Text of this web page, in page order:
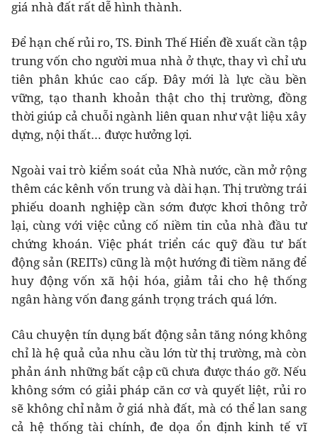
giá nhà đất rất dễ hình thành.
Để hạn chế rủi ro, TS. Đinh Thế Hiển đề xuất cần tập
trung vốn cho người mua nhà ở thực, thay vì chỉ ưu
tiên phân khúc cao cấp. Đây mới là lực cầu bền
vững, tạo thanh khoản thật cho thị trường, đồng
thời giúp cả chuỗi ngành liên quan như vật liệu xây
dựng, nội thất… được hưởng lợi.
Ngoài vai trò kiểm soát của Nhà nước, cần mở rộng
thêm các kênh vốn trung và dài hạn. Thị trường trái
phiếu doanh nghiệp cần sớm được khơi thông trở
lại, cùng với việc củng cố niềm tin của nhà đầu tư
chứng khoán. Việc phát triển các quỹ đầu tư bất
động sản (REITs) cũng là một hướng đi tiềm năng để
huy động vốn xã hội hóa, giảm tải cho hệ thống
ngân hàng vốn đang gánh trọng trách quá lớn.
Câu chuyện tín dụng bất động sản tăng nóng không
chỉ là hệ quả của nhu cầu lớn từ thị trường, mà còn
phản ánh những bất cập cũ chưa được tháo gỡ. Nếu
không sớm có giải pháp căn cơ và quyết liệt, rủi ro
sẽ không chỉ nằm ở giá nhà đất, mà có thể lan sang
cả hệ thống tài chính, đe dọa ổn định kinh tế vĩ